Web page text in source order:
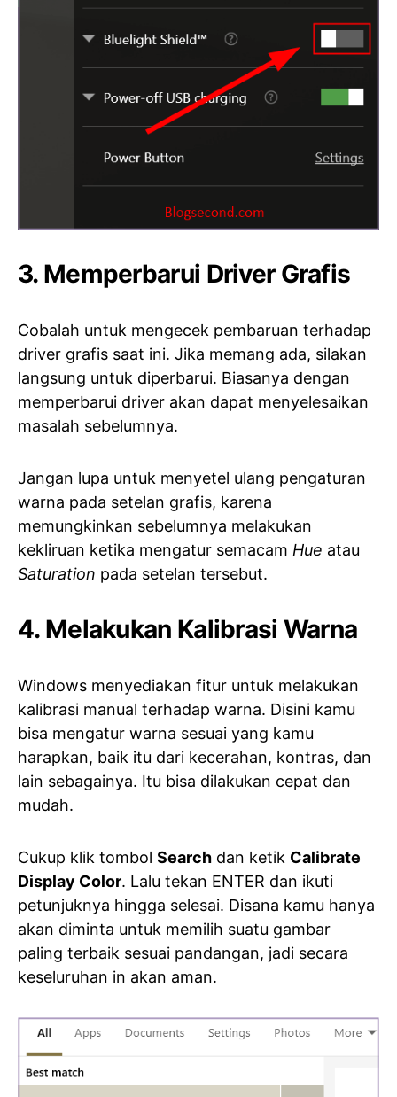
3. Memperbarui Driver Grafis
Cobalah untuk mengecek pembaruan terhadap
driver grafis saat ini. Jika memang ada, silakan
langsung untuk diperbarui. Biasanya dengan
memperbarui driver akan dapat menyelesaikan
masalah sebelumnya.
Jangan lupa untuk menyetel ulang pengaturan
warna pada setelan grafis, karena
memungkinkan sebelumnya melakukan
kekliruan ketika mengatur semacam Hue atau
Saturation pada setelan tersebut.
4. Melakukan Kalibrasi Warna
Windows menyediakan fitur untuk melakukan
kalibrasi manual terhadap warna. Disini kamu
bisa mengatur warna sesuai yang kamu
harapkan, baik itu dari kecerahan, kontras, dan
lain sebagainya. Itu bisa dilakukan cepat dan
mudah.
Cukup klik tombol Search dan ketik Calibrate
Display Color. Lalu tekan ENTER dan ikuti
petunjuknya hingga selesai. Disana kamu hanya
akan diminta untuk memilih suatu gambar
paling terbaik sesuai pandangan, jadi secara
keseluruhan in akan aman.